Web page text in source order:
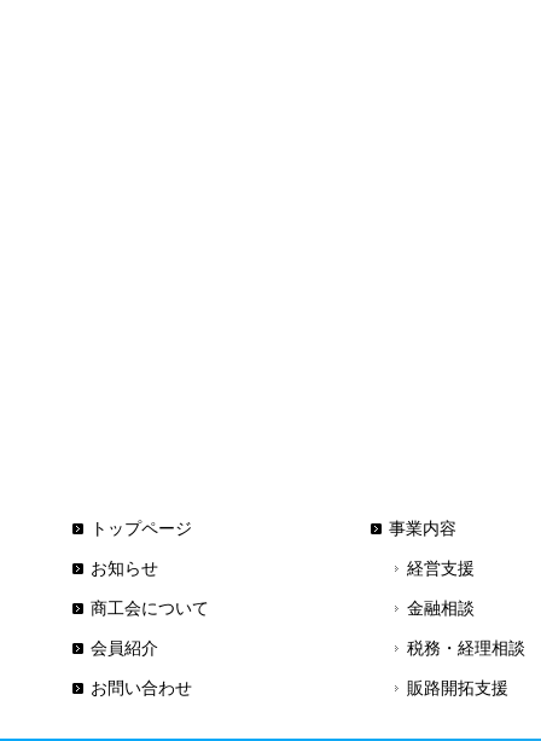
トップページ
お知らせ
商工会について
会員紹介
お問い合わせ
事業内容
経営支援
金融相談
税務・経理相談
販路開拓支援